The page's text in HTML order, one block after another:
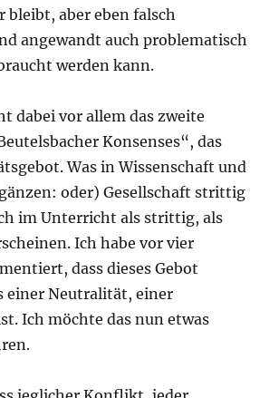
bleibt, aber eben falsch
angewandt auch problematisch
werden kann.
dabei vor allem das zweite
Konsenses“, das
Was in Wissenschaft und
oder) Gesellschaft strittig
im Unterricht als strittig, als
Ich habe vor vier
dass dieses Gebot
einer Neutralität, einer
Ich möchte das nun etwas